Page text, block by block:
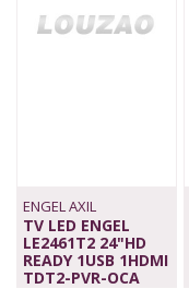
ENGEL AXIL
TV LED ENGEL
LE2461T2 24"HD
READY 1USB 1HDMI
TDT2-PVR-OCA